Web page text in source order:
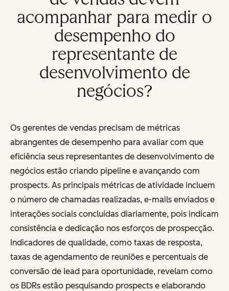
acompanhar para medir o
desempenho do
representante de
desenvolvimento de
negócios?
Os gerentes de vendas precisam de métricas
abrangentes de desempenho para avaliar com que
eficiência seus representantes de desenvolvimento de
negócios estão criando pipeline e avançando com
prospects. As principais métricas de atividade incluem
o número de chamadas realizadas, e-mails enviados e
interações sociais concluídas diariamente, pois indicam
consistência e dedicação nos esforços de prospecção.
Indicadores de qualidade, como taxas de resposta,
taxas de agendamento de reuniões e percentuais de
conversão de lead para oportunidade, revelam como
os BDRs estão pesquisando prospects e elaborando